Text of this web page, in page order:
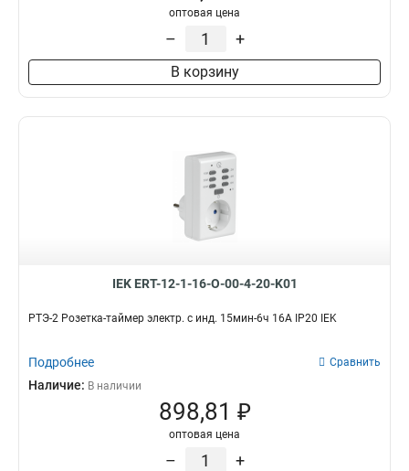
оптовая цена
– +
В корзину
IEK ERT-12-1-16-O-00-4-20-K01
РТЭ-2 Розетка-таймер электр. с инд. 15мин-6ч 16А IP20 IEK
Подробнее Сравнить
Наличие: В наличии
898,81 ₽
оптовая цена
– +